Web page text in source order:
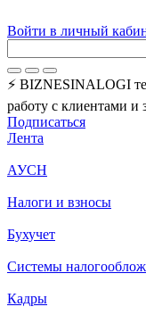
Войти в личный
⚡ BIZNESINALOGI
работу с клиентами и
Подписаться
Лента
АУСН
Налоги и взносы
Бухучет
Системы
Кадры